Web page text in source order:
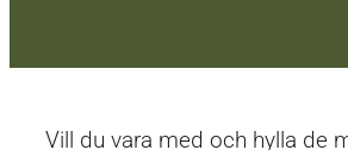
Vill du vara med och hylla de